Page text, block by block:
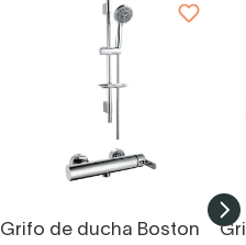
Grifo de ducha Boston